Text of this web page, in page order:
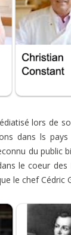
lors de
dans ls
du
le coeur des
le chef